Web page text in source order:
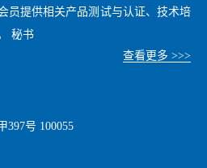
员提供相关产品测试与认证、技术培
秘书
查看更多 >>>
397号 100055